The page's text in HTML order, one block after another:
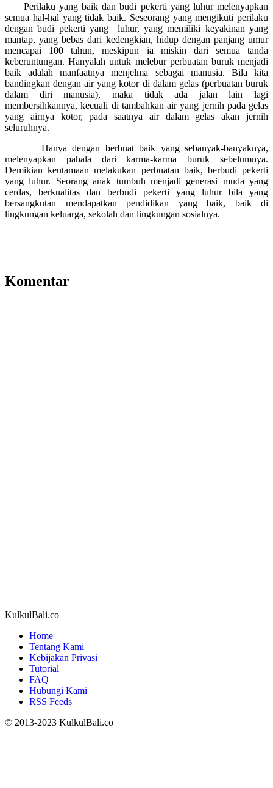
Perilaku yang baik dan budi pekerti yang luhur melenyapkan
semua hal-hal yang tidak baik. Seseorang yang mengikuti perilaku
dengan budi pekerti yang luhur, yang memiliki keyakinan yang
mantap, yang bebas dari kedengkian, hidup dengan panjang umur
mencapai 100 tahun, meskipun ia miskin dari semua tanda
keberuntungan. Hanyalah untuk melebur perbuatan buruk menjadi
baik adalah manfaatnya menjelma sebagai manusia. Bila kita
bandingkan dengan air yang kotor di dalam gelas (perbuatan buruk
dalam diri manusia), maka tidak ada jalan lain lagi
membersihkannya, kecuali di tambahkan air yang jernih pada gelas
yang airnya kotor, pada saatnya air dalam gelas akan jernih
seluruhnya.
Hanya dengan berbuat baik yang sebanyak-banyaknya,
melenyapkan pahala dari karma-karma buruk sebelumnya.
Demikian keutamaan melakukan perbuatan baik, berbudi pekerti
yang luhur. Seorang anak tumbuh menjadi generasi muda yang
cerdas, berkualitas dan berbudi pekerti yang luhur bila yang
bersangkutan mendapatkan pendidikan yang baik, baik di
lingkungan keluarga, sekolah dan lingkungan sosialnya.
Komentar
KulkulBali.co
Home
Tentang Kami
Kebijakan Privasi
Tutorial
FAQ
Hubungi Kami
RSS Feeds
© 2013-2023 KulkulBali.co